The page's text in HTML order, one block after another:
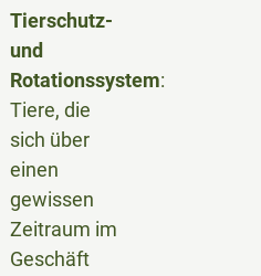
Tierschutz-
und
Rotationssystem:
Tiere, die
sich über
einen
gewissen
Zeitraum im
Geschäft